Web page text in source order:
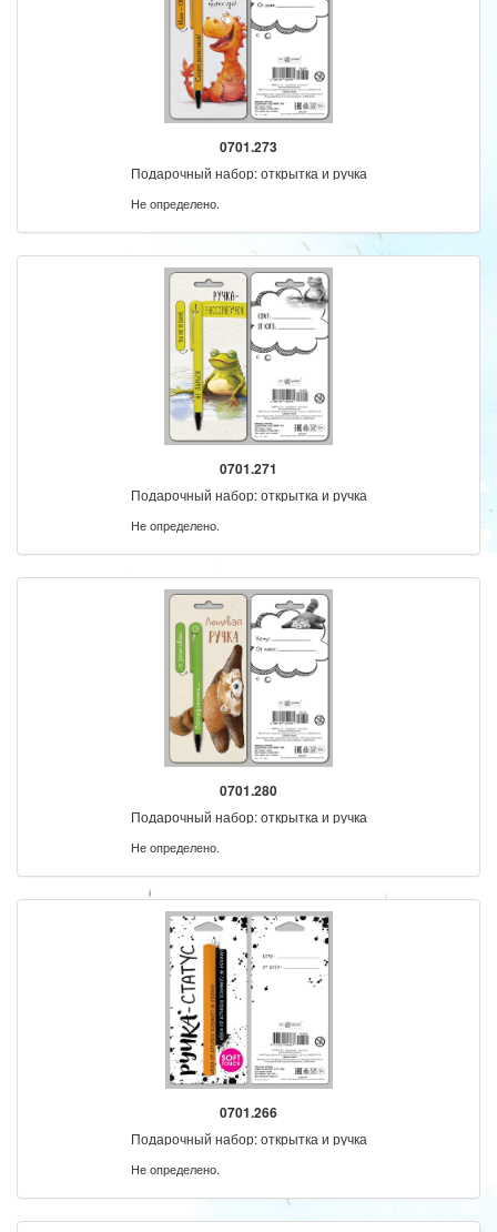
0701.273
Подарочный набор: открытка и ручка
Не определено.
0701.271
Подарочный набор: открытка и ручка
Не определено.
0701.280
Подарочный набор: открытка и ручка
Не определено.
0701.266
Подарочный набор: открытка и ручка
Не определено.